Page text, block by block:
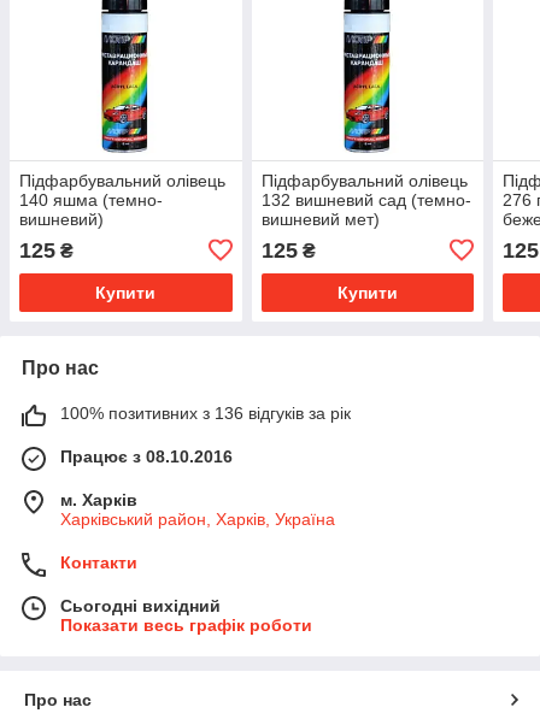
Підфарбувальний олівець
140 яшма (темно-
вишневий)
125 ₴
Купити
Підфарбувальний олівець
132 вишневий сад (темно-
вишневий мет)
125₴
Купити
276
125
Про нас
100% позитивних з 136 відгуків за рік
Працює з 08.10.2016
м. Харків
Харківський район, Харків, Україна
Контакти
Сьогодні вихідний
Показати весь графік роботи
Про нас